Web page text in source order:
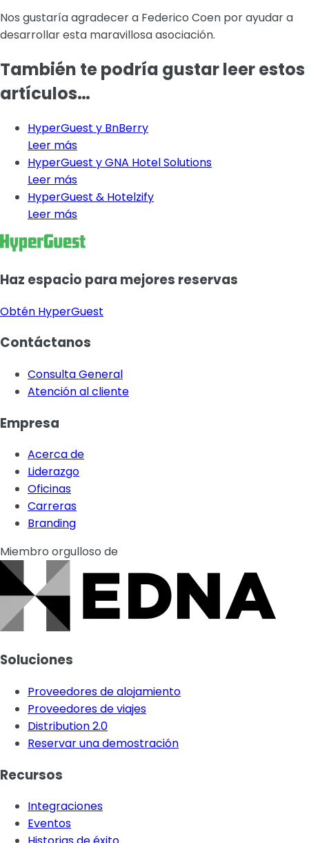
Nos gustaría agradecer a Federico Coen por ayudar a
desarrollar esta maravillosa asociación.
También te podría gustar leer estos
artículos…
HyperGuest y BnBerry
Leer más
HyperGuest y GNA Hotel Solutions
Leer más
HyperGuest & Hotelzify
Leer más
Haz espacio para mejores reservas
Obtén HyperGuest
Contáctanos
Consulta General
Atención al cliente
Empresa
Acerca de
Liderazgo
Oficinas
Carreras
Branding
Miembro orgulloso de
Soluciones
Proveedores de alojamiento
Proveedores de viajes
Distribution 2.0
Reservar una demostración
Recursos
Integraciones
Eventos